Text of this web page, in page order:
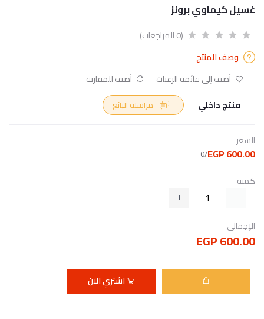
غسيل كيماوي برونز
(0 المراجعات)
وصف المنتج
أضف إلى قائمة الرغبات
أضف للمقارنة
منتج داخلي
السعر
600.00 EGP
/0
كمية
الإجمالي
600.00 EGP
اشتري الآن